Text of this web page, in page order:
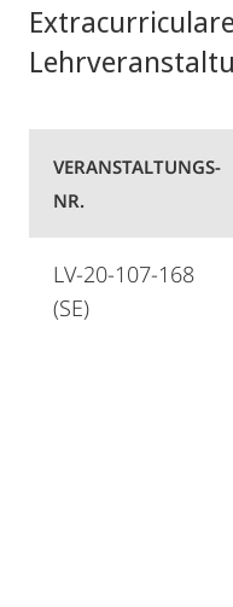
VERANSTALTUNGS-
NR.
LV-20-107-168
(SE)